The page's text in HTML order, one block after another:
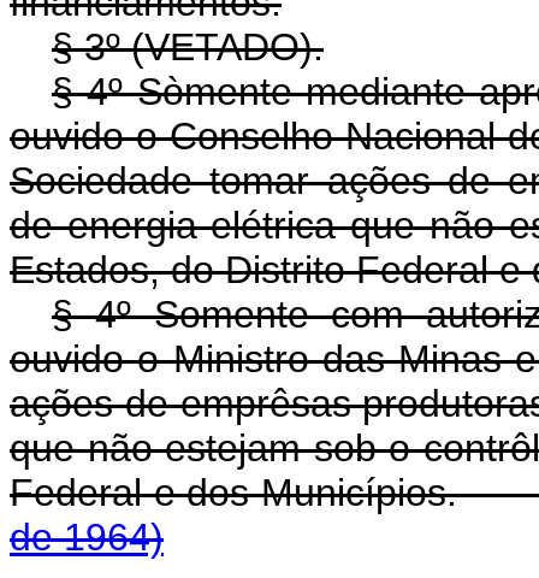
§ 3º (VETADO).
§ 4º Sòmente mediante
ouvido o Conselho Nacional
Sociedade tomar ações de
de energia elétrica que não
Estados, do Distrito Federal e
§ 4º Somente com
ouvido o Ministro das Minas
ações de emprêsas
que não estejam sob o
Federal e dos
de 1964)